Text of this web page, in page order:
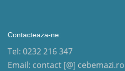
Contacteaza-ne:
Tel: 0232 216 347
Email: contact [@] cebemazi.ro